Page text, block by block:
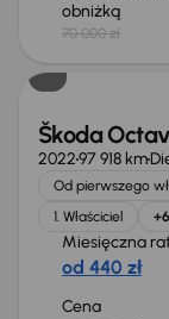
obniżką
70 000 zł
Możliwość
Škoda
202297 918 km
Od pierwszego
1. Właściciel
Miesięczna
od 440 zł
Cena